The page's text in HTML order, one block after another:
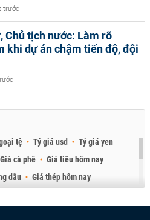
trước
Chủ tịch nước: Làm rõ
khi dự án chậm tiến độ, đội
tệ Tỷ giá usd
Tỷ giá yen
Giá cà phê
Giá tiêu hôm nay
dầu
Giá thép hôm nay